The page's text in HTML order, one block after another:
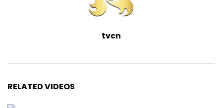
tvcn
RELATED VIDEOS